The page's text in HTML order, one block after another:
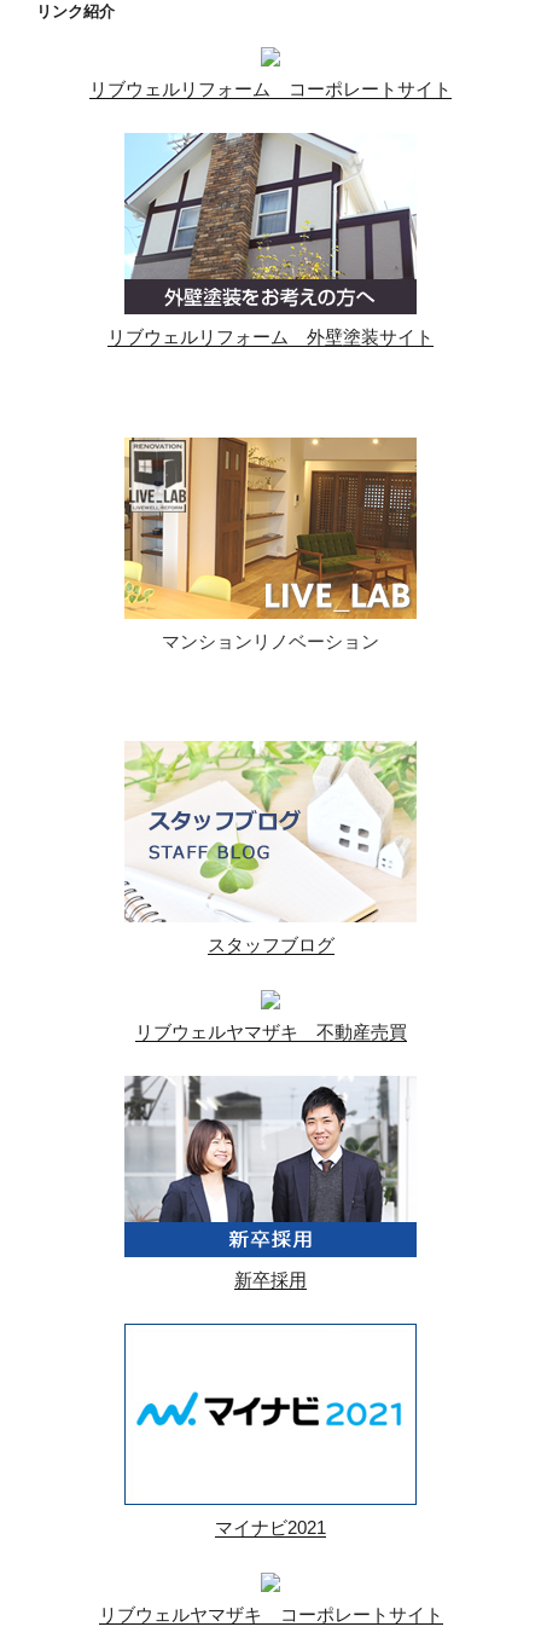
リンク紹介
リブウェルリフォーム コーポレートサイト
リブウェルリフォーム 外壁塗装サイト
マンションリノベーション
スタッフブログ
リブウェルヤマザキ 不動産売買
新卒採用
マイナビ2021
リブウェルヤマザキ コーポレートサイト